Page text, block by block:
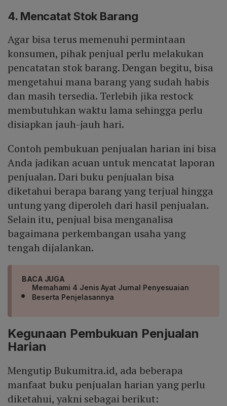
4. Mencatat Stok Barang
Agar bisa terus memenuhi permintaan
konsumen, pihak penjual perlu melakukan
pencatatan stok barang. Dengan begitu, bisa
mengetahui mana barang yang sudah habis
dan masih tersedia. Terlebih jika restock
membutuhkan waktu lama sehingga perlu
disiapkan jauh-jauh hari.
Contoh pembukuan penjualan harian ini bisa
Anda jadikan acuan untuk mencatat laporan
penjualan. Dari buku penjualan bisa
diketahui berapa barang yang terjual hingga
untung yang diperoleh dari hasil penjualan.
Selain itu, penjual bisa menganalisa
bagaimana perkembangan usaha yang
tengah dijalankan.
BACA JUGA
Memahami 4 Jenis Ayat Jurnal Penyesuaian
Beserta Penjelasannya
Kegunaan Pembukuan Penjualan
Harian
Mengutip Bukumitra.id, ada beberapa
manfaat buku penjualan harian yang perlu
diketahui, yakni sebagai berikut: